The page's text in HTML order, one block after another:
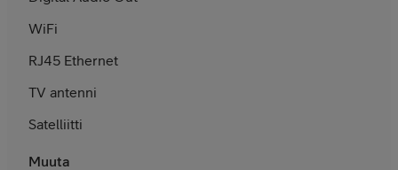
WiFi
RJ45 Ethernet
TV antenni
Satelliitti
Muuta